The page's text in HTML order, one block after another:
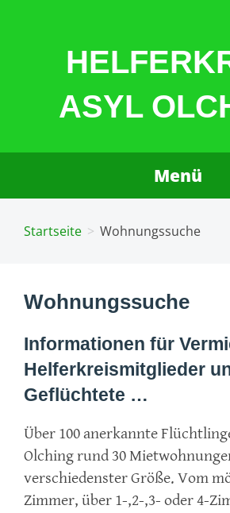
ASYL
Menü
Startseite Wohnungssuche
Wohnungssuche
Informationen für
Helferkreismitglieder
Geflüchtete …
Über 100 anerkannte
Olching rund 30
verschiedenster Größe. Vom
Zimmer, über 1-,2-,3- oder 4-